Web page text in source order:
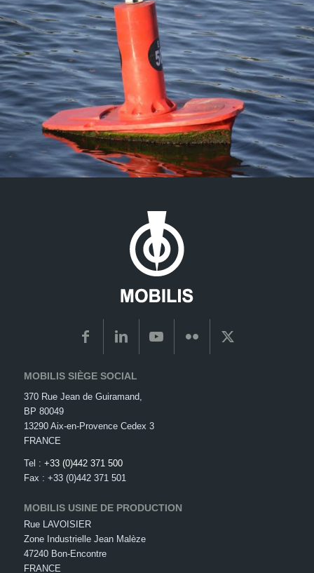
MOBILIS SIÈGE SOCIAL
370 Rue Jean de Guiramand,
BP 80049
13290 Aix-en-Provence Cedex 3
FRANCE
Tel : +33 (0)442 371 500
Fax : +33 (0)442 371 501
MOBILIS USINE DE PRODUCTION
Rue LAVOISIER
Zone Industrielle Jean Malèze
47240 Bon-Encontre
FRANCE